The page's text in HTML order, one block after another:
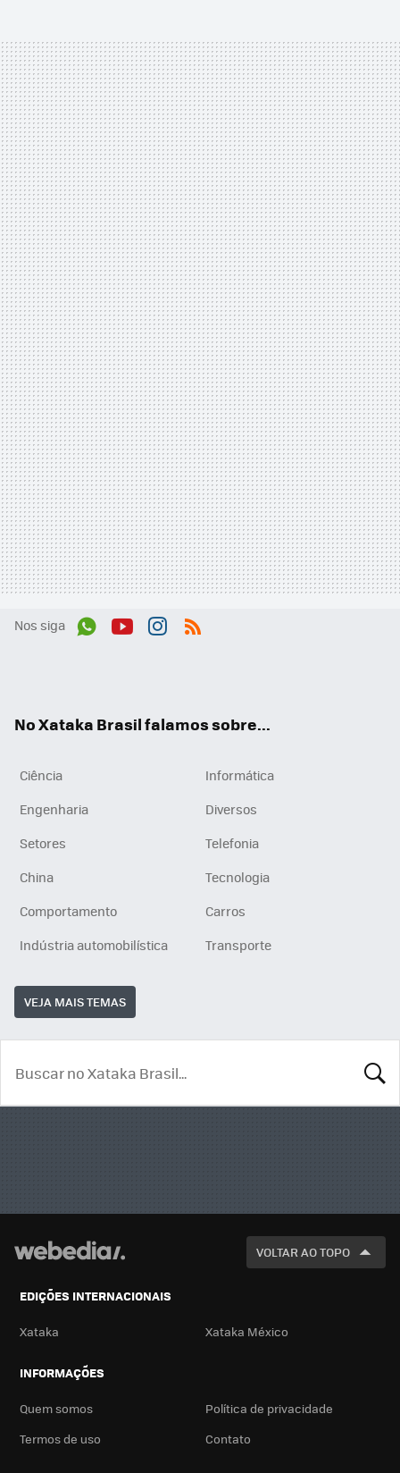
Nos siga
No Xataka Brasil falamos sobre...
Ciência
Informática
Engenharia
Diversos
Setores
Telefonia
China
Tecnologia
Comportamento
Carros
Indústria automobilística
Transporte
VEJA MAIS TEMAS
VOLTAR AO TOPO
EDIÇÕES INTERNACIONAIS
Xataka Xataka México
INFORMAÇÕES
Quem somos
Política de privacidade
Termos de uso
Contato